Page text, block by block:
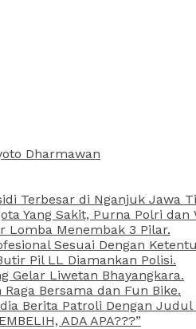
Dharmawan
Terbesar di Nganjuk Jawa
Yang Sakit, Purna Polri dan
Lomba Menembak 3 Pilar.
Sesuai Dengan
Pil LL Diamankan Polisi.
Gelar Liwetan Bhayangkara.
Bersama dan Fun Bike.
Berita Patroli Dengan Judul
ADA APA???”